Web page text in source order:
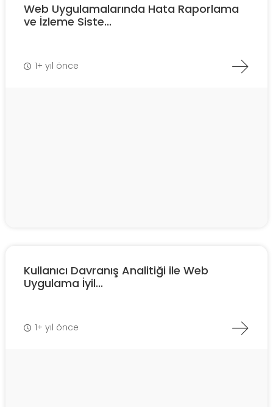
Web Uygulamalarında Hata Raporlama
ve İzleme Siste...
1+ yıl önce
Kullanıcı Davranış Analitiği ile Web
Uygulama İyil...
1+ yıl önce